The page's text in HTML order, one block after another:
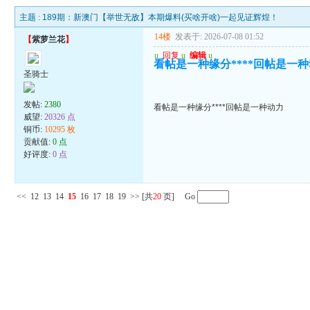
主题 : 189期：新澳门【举世无敌】本期爆料(买啥开啥)一起见证辉煌！
【紫萝兰花】
圣骑士
发帖:2380
威望:20326 点
铜币: 10295 枚
贡献值:0 点
好评度:0 点
14楼 发表于: 2026-07-08 01:52
u 回复 u 编辑 u
看帖是一种缘分****回帖是一种
看帖是一种缘分****回帖是一种动力
<< 12 13 14 15 16 17 18 19 >> [共20 页] Go